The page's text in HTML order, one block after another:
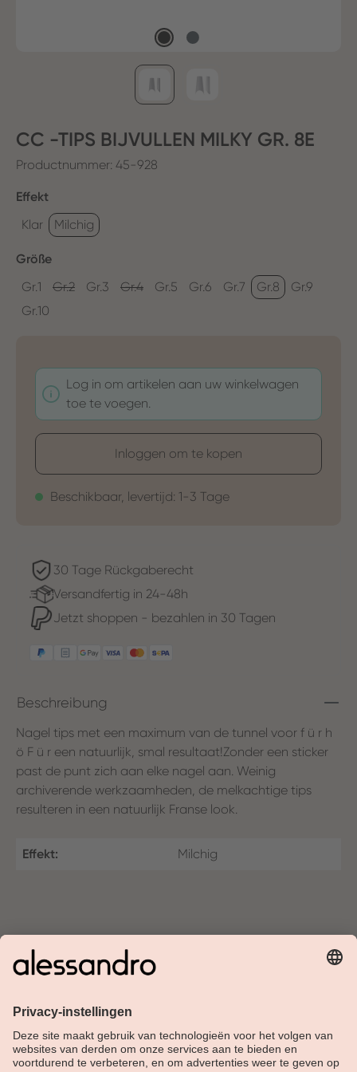
CC -TIPS BIJVULLEN MILKY GR. 8E
Productnummer: 45-928
Selecteer
Effekt
Klar
Milchig
Selecteer
Größe
Gr.1
Gr.2 Gr.3 Gr.4 Gr.5 Gr.6 Gr.7 Gr.8
Gr.9
Gr.10
Log in om artikelen aan uw winkelwagen
toe te voegen.
Inloggen om te kopen
Beschikbaar, levertijd: 1-3 Tage
30 Tage Rückgaberecht
Versandfertig in 24-48h
Jetzt shoppen - bezahlen in 30 Tagen
Beschreibung
Nagel tips met een maximum van de tunnel voor f ü r h
ö F ü r een natuurlijk, smal resultaat!Zonder een sticker
past de punt zich aan elke nagel aan. Weinig
archiverende werkzaamheden, de melkachtige tips
resulteren in een natuurlijk Franse look.
Effekt: Milchig
Over Alessandro